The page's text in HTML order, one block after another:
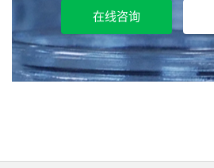
在线咨询